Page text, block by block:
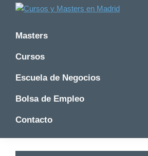
Saltar
principal
Saltar
contenido
Saltar
lateral
y
Master
en
Madrid
Formatalent
y
en
-
Formatalent
Masters
Cursos
Escuela de Negocios
Bolsa de Empleo
Contacto